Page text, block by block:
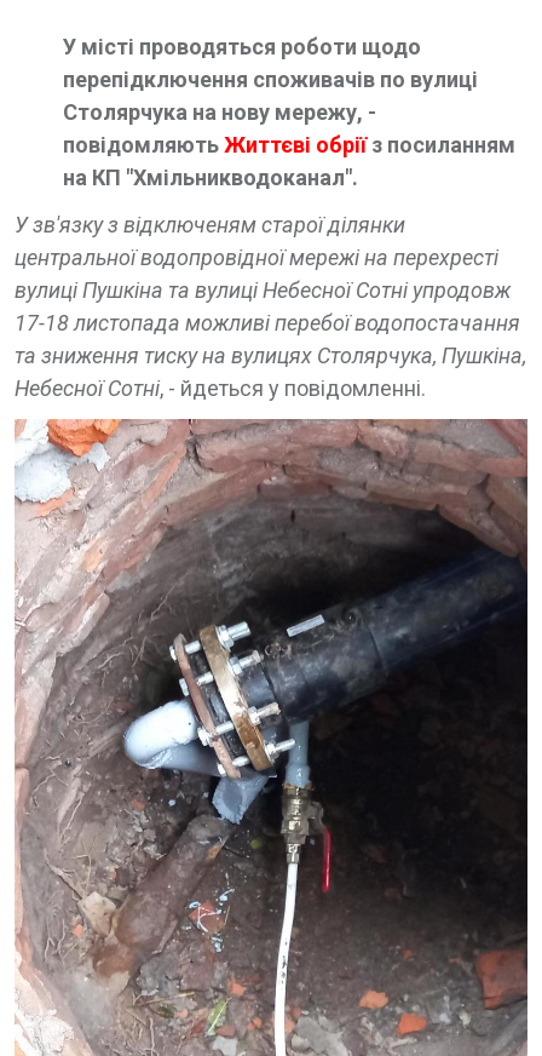
У місті проводяться роботи щодо
перепідключення споживачів по вулиці
Столярчука на нову мережу, -
повідомляютьЖиттєві обріїз посиланням
на КП "Хмільникводоканал".
У зв'язку з відключеням старої ділянки
центральної водопровідної мережі на перехресті
вулиці Пушкіна та вулиці Небесної Сотні упродовж
17-18 листопада можливі перебої водопостачання
та зниження тиску на вулицях Столярчука, Пушкіна,
Небесної Сотні, - йдеться у повідомленні.